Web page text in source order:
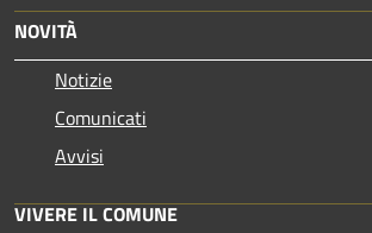
NOVITÀ
Notizie
Comunicati
Avvisi
VIVERE IL COMUNE